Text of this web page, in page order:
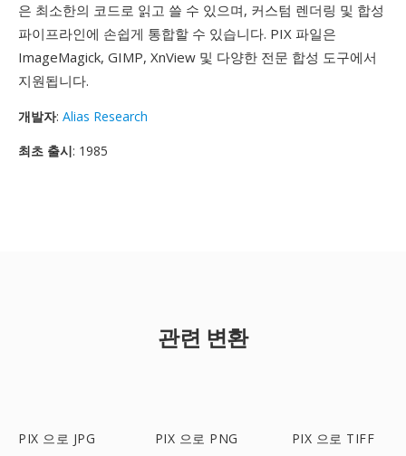
은 최소한의 코드로 읽고 쓸 수 있으며, 커스텀 렌더링 및 합성
파이프라인에 손쉽게 통합할 수 있습니다. PIX 파일은
ImageMagick, GIMP, XnView 및 다양한 전문 합성 도구에서
지원됩니다.
개발자: Alias Research
최초 출시: 1985
관련 변환
PIX 으로 JPG PIX 으로 PNG PIX 으로 TIFF